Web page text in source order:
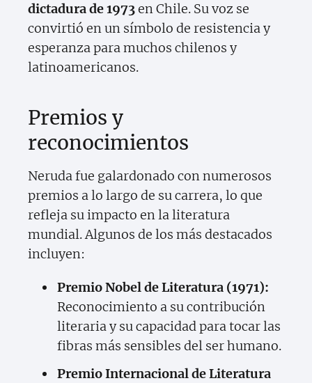
dictadura de 1973en Chile. Su voz se
convirtió en un símbolo de resistencia y
esperanza para muchos chilenos y
latinoamericanos.
Premios y
reconocimientos
Neruda fue galardonado con numerosos
premios a lo largo de su carrera, lo que
refleja su impacto en la literatura
mundial. Algunos de los más destacados
incluyen:
Premio Nobel de Literatura (1971):
Reconocimiento a su contribución
literaria y su capacidad para tocar las
fibras más sensibles del ser humano.
Premio Internacional de Literatura